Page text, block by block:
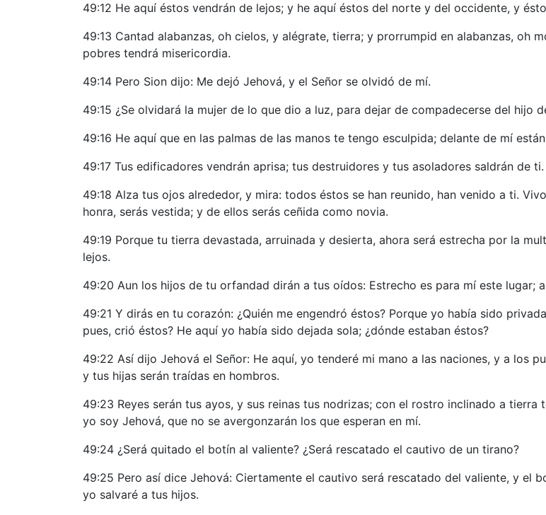
49:12 He aquí éstos vendrán de lejos; y he aquí éstos del norte y del occidente, y
49:13 Cantad alabanzas, oh cielos, y alégrate, tierra; y prorrumpid en alabanzas, oh
pobres tendrá misericordia.
49:14 Pero Sion dijo: Me dejó Jehová, y el Señor se olvidó de mí.
49:15 ¿Se olvidará la mujer de lo que dio a luz, para dejar de compadecerse del hijo
49:16 He aquí que en las palmas de las manos te tengo esculpida; delante de mí
49:17 Tus edificadores vendrán aprisa; tus destruidores y tus asoladores saldrán de ti.
49:18 Alza tus ojos alrededor, y mira: todos éstos se han reunido, han venido a ti.
honra, serás vestida; y de ellos serás ceñida como novia.
49:19 Porque tu tierra devastada, arruinada y desierta, ahora será estrecha por la
lejos.
49:20 Aun los hijos de tu orfandad dirán a tus oídos: Estrecho es para mí este lugar;
49:21 Y dirás en tu corazón: ¿Quién me engendró éstos? Porque yo había sido
pues, crió éstos? He aquí yo había sido dejada sola; ¿dónde estaban éstos?
49:22 Así dijo Jehová el Señor: He aquí, yo tenderé mi mano a las naciones, y a los
y tus hijas serán traídas en hombros.
49:23 Reyes serán tus ayos, y sus reinas tus nodrizas; con el rostro inclinado a
yo soy Jehová, que no se avergonzarán los que esperan en mí.
49:24 ¿Será quitado el botín al valiente? ¿Será rescatado el cautivo de un tirano?
49:25 Pero así dice Jehová: Ciertamente el cautivo será rescatado del valiente, y el
yo salvaré a tus hijos.